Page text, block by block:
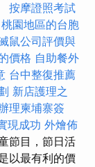
按摩證照考試
桃園地區的台胞
鼠公司評價與
價格 自助餐外
台中整復推薦
新店護理之
理柬埔寨簽
現成功 外燴佈
節目，節日活
以最有利的價